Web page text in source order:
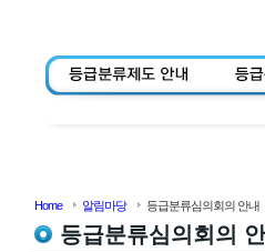
Home 알림마당 등급분류심의회의 안내
등급분류심의회의